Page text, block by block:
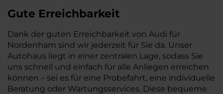
Gute Erreichbarkeit
Dank der guten Erreichbarkeit von Audi für
Nordenham sind wir jederzeit für Sie da. Unser
Autohaus liegt in einer zentralen Lage, sodass Sie
uns schnell und einfach für alle Anliegen erreichen
können – sei es für eine Probefahrt, eine individuelle
Beratung oder Wartungsservices. Diese bequeme